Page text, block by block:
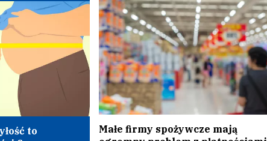
to
Małe firmy spożywcze mają